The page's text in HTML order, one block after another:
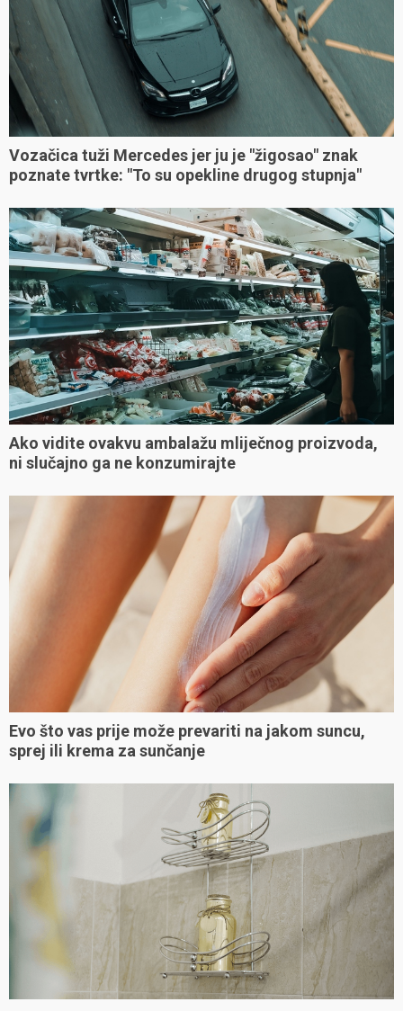
Vozačica tuži Mercedes jer ju je "žigosao" znak
poznate tvrtke: "To su opekline drugog stupnja"
Ako vidite ovakvu ambalažu mliječnog proizvoda,
ni slučajno ga ne konzumirajte
Evo što vas prije može prevariti na jakom suncu,
sprej ili krema za sunčanje